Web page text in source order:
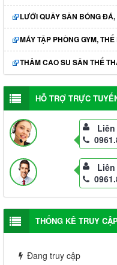
LƯỚI QUÂY SÂN BÓNG
MÁY TẬP PHÒNG GYM,
THẢM CAO SU SÂN THỂ
HỖ TRỢ TRỰC
THỐNG KÊ TRUY
Đang truy cập